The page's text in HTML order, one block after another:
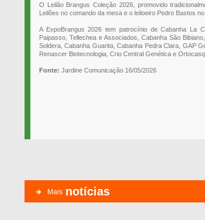
O Leilão Brangus Coleção 2026, promovido
Leilões no comando da mesa e o leiloeiro Pedro Bastos no
A ExpoBrangus 2026 tem patrocínio de Cabanha La
Paipasso, Tellechea e Associados, Cabanha São
Soldera, Cabanha Guarita, Cabanha Pedra Clara, GAP
Renascer Biotecnologia, Crio Central Genética e Ortocasq.
Fonte: Jardine Comunicação 16/05/2026
Mais notícias